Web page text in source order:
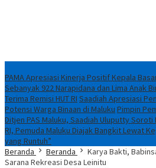
PAMA Apresiasi Kinerja Positif Kepala
Sebanyak 922 Narapidana dan Lima Anak
Terima Remisi HUT RI Saadiah Apresiasi
Potensi Warga Binaan di Maluku Pimpin
Ditjen PAS Maluku, Saadiah Uluputty
RI, Pemuda Maluku Diajak Bangkit Lewat
yang Runtuh”
Beranda
Beranda
Karya Bakti,
Sarana Rekreasi Desa Leinitu